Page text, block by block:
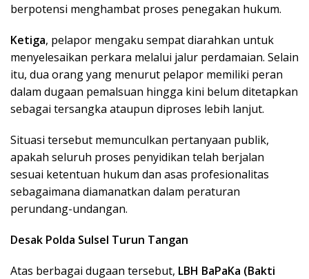
berpotensi menghambat proses penegakan hukum.
Ketiga, pelapor mengaku sempat diarahkan untuk
menyelesaikan perkara melalui jalur perdamaian. Selain
itu, dua orang yang menurut pelapor memiliki peran
dalam dugaan pemalsuan hingga kini belum ditetapkan
sebagai tersangka ataupun diproses lebih lanjut.
Situasi tersebut memunculkan pertanyaan publik,
apakah seluruh proses penyidikan telah berjalan
sesuai ketentuan hukum dan asas profesionalitas
sebagaimana diamanatkan dalam peraturan
perundang-undangan.
Desak Polda Sulsel Turun Tangan
Atas berbagai dugaan tersebut, LBH BaPaKa (Bakti